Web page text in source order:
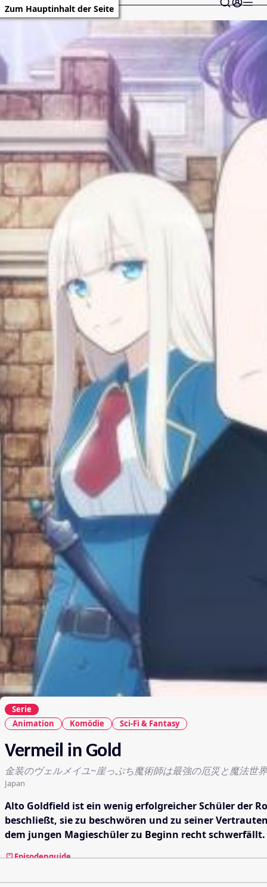
Zum Hauptinhalt der Seite
Serie
Animation
Komödie Sci-Fi & Fantasy
Vermeil in Gold
金装のヴェルメイユ~崖っぷち魔術師は最強の厄災と魔法世
Japan
Alto Goldfield ist ein wenig erfolgreicher Schüler der
beschließt, sie zu beschwören und zu seiner
dem jungen Magieschüler zu Beginn recht
Episodenguide